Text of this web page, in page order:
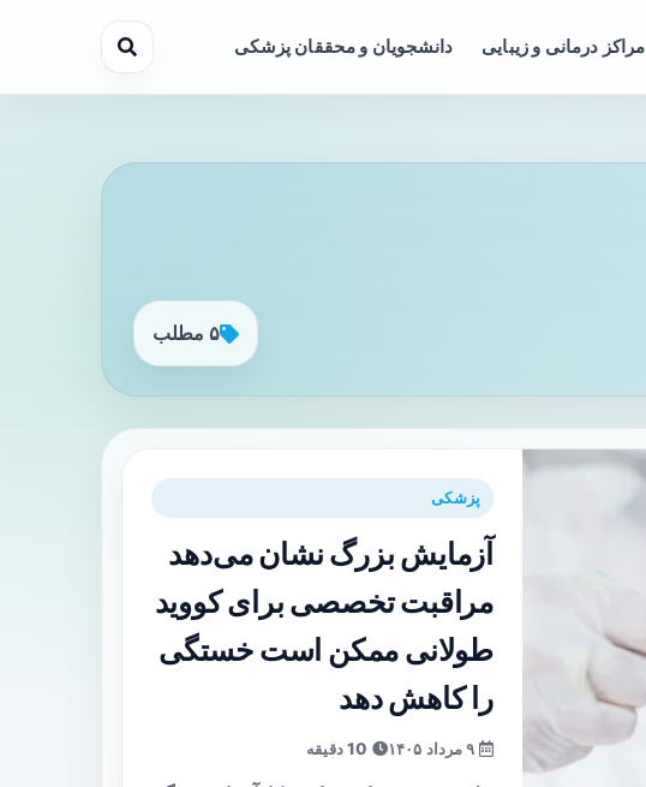
مراکز درمانی و زیبایی دانشجویان و محققان پزشکی
۵ مطلب
پزشکی
آزمایش بزرگ نشان می‌دهد
مراقبت تخصصی برای کووید
طولانی ممکن است خستگی
را کاهش دهد